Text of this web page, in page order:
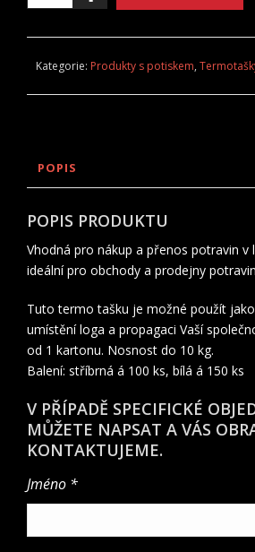
Kategorie: Produkty s potiskem,
POPIS
POPIS PRODUKTU
Vhodná pro nákup a přenos potravin v
ideální pro obchody a prodejny
Tuto termo tašku je možné použít
umístění loga a propagaci Vaší
od 1 kartonu. Nosnost do 10 kg.
Balení: stříbrná á 100 ks, bílá á 150 ks
V PŘÍPADĚ SPECIFICKÉ
MŮŽETE NAPSAT A VÁS
KONTAKTUJEME.
Jméno *